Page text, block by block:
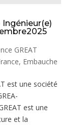
Ingénieur(e)
GREAT
, Embauche
est une société
est une
et la